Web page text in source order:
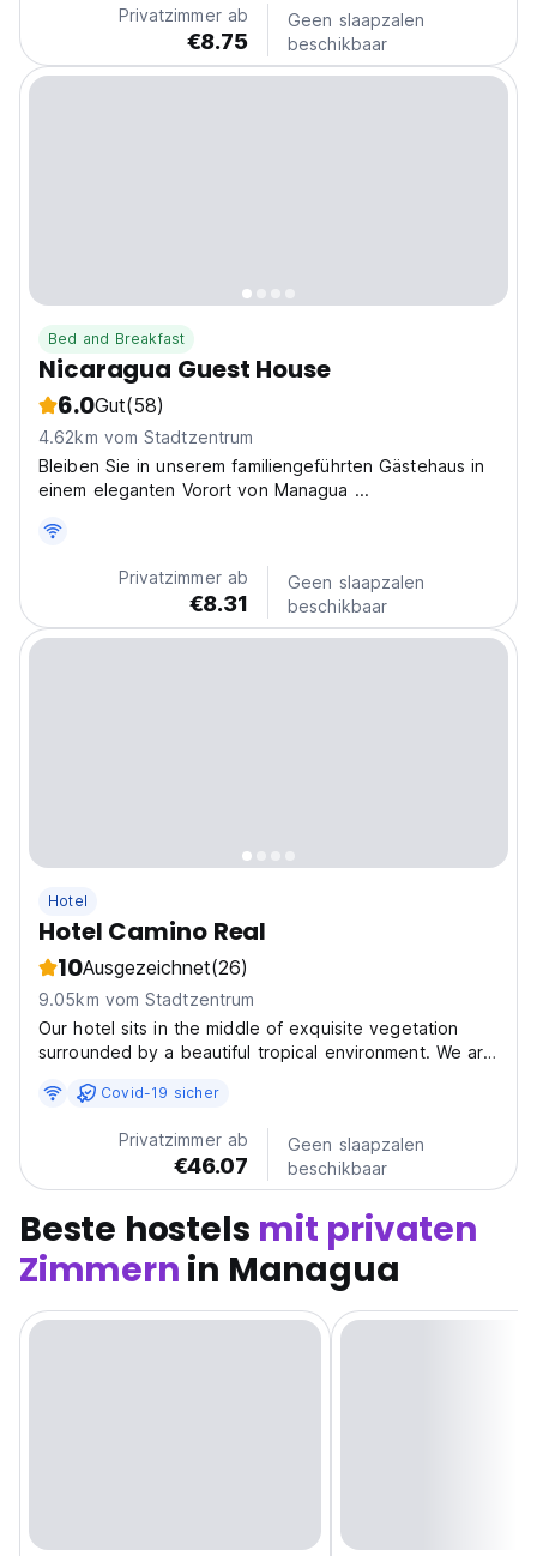
Privatzimmer ab
€8.75
Geen slaapzalen
beschikbaar
Bed and Breakfast
Nicaragua Guest House
6.0Gut(58)
4.62km vom Stadtzentrum
Bleiben Sie in unserem familiengeführten Gästehaus in
einem eleganten Vorort von Managua ...
Privatzimmer ab
€8.31
Geen slaapzalen
beschikbaar
Hotel
Hotel Camino Real
10Ausgezeichnet(26)
9.05km vom Stadtzentrum
Our hotel sits in the middle of exquisite vegetation
surrounded by a beautiful tropical environment. We are
miles from Managua's new downtown. We have 125
rooms with air conditioning, cable TV, radio clock...
Covid-19 sicher
Privatzimmer ab
€46.07
Geen slaapzalen
beschikbaar
Beste hostels mit privaten
Zimmern in Managua